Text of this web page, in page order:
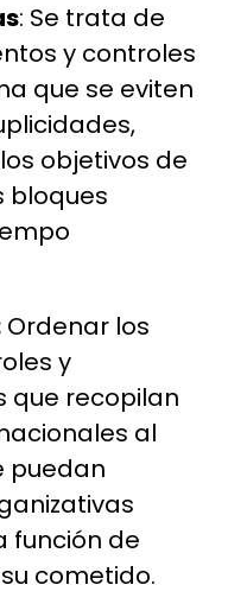
: Se trata de
y controles
que se eviten
objetivos de
bloques
Ordenar los
y
que recopilan
al
puedan
función de
cometido.